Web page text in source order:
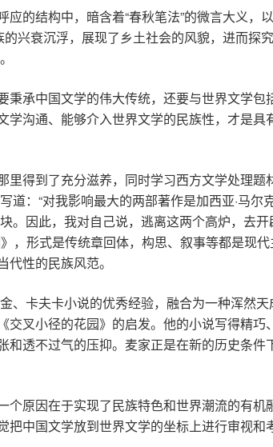
的结构中，暗含着“春秋笔法”的微言大义，
兴衰沉浮，展现了乡土社会的风貌，进而探
承中国文学的伟大传统，还要与世界文学包
沟通、能够介入世界文学的民族性，才是具
得到了充分滋养，同时学习西方文学处理题
：“对我影响最大的两部著作是加西亚·马尔
因此，我对自己说，逃离这两个高炉，去开
形式是传统章回体，构思、叙事等都是现代
性的民族风范。
、卡夫卡小说的优秀经验，融合为一种浑然
叉小径的花园》的启发。他的小说写得精巧
透不过气的压抑。麦家正是在新的历史条件
原因在于实现了民族特色和世界潮流的有机
中国文学放到世界文学的坐标上进行审视和